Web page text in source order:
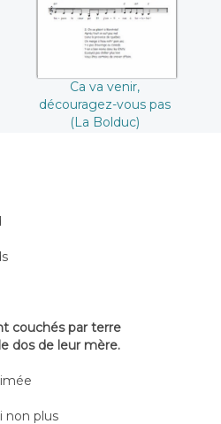
Ca va venir,
découragez-vous pas
(La Bolduc)
couchés par terre
dos de leur mère.
non plus